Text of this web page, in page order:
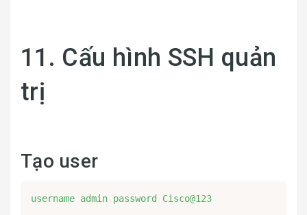
11. Cấu hình SSH quản
trị
Tạo user
username admin password Cisco@123